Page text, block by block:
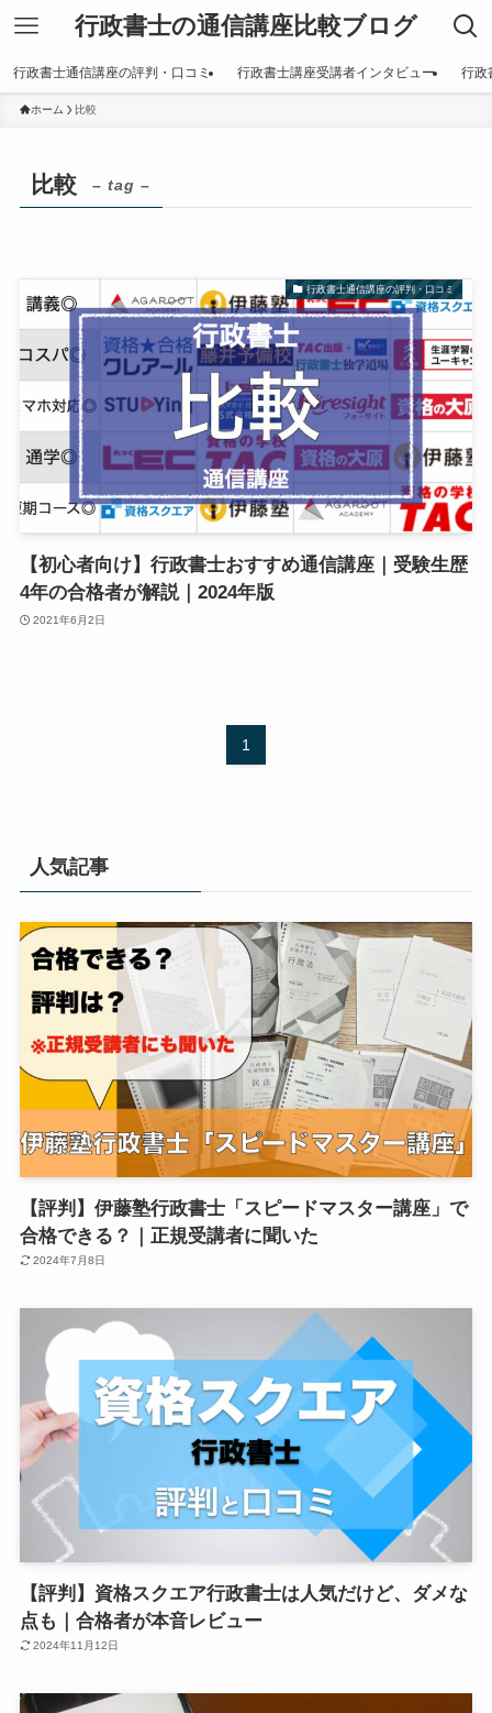
行政書士の通信講座比較ブログ
行政書士通信講座の評判・口コミ 行政書士講座受講者インタビュー 行政
ホーム 比較
比較 – tag –
行政書士通信講座の評判・口コミ
【初心者向け】行政書士おすすめ通信講座｜受験生歴
4年の合格者が解説｜2024年版
2021年6月2日
1
人気記事
【評判】伊藤塾行政書士「スピードマスター講座」で
合格できる？｜正規受講者に聞いた
2024年7月8日
【評判】資格スクエア行政書士は人気だけど、ダメな
点も｜合格者が本音レビュー
2024年11月12日